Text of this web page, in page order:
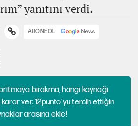
yanıtını verdi.
ABONE OL
bırakma, hangi kaynağı
ver. 12punto'yu tercih ettiğin
arasına ekle!